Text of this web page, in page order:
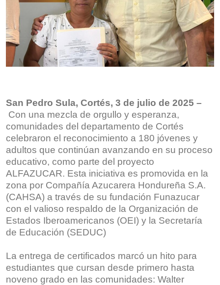
San Pedro Sula, Cortés, 3 de julio de 2025 –
Con una mezcla de orgullo y esperanza,
comunidades del departamento de Cortés
celebraron el reconocimiento a 180 jóvenes y
adultos que continúan avanzando en su proceso
educativo, como parte del proyecto
ALFAZUCAR. Esta iniciativa es promovida en la
zona por Compañía Azucarera Hondureña S.A.
(CAHSA) a través de su fundación Funazucar
con el valioso respaldo de la Organización de
Estados Iberoamericanos (OEI) y la Secretaría
de Educación (SEDUC)
La entrega de certificados marcó un hito para
estudiantes que cursan desde primero hasta
noveno grado en las comunidades: Walter